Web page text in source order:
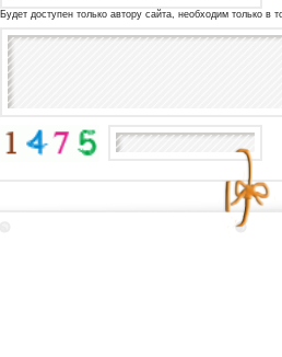
Будет доступен только автору сайта, необходим только